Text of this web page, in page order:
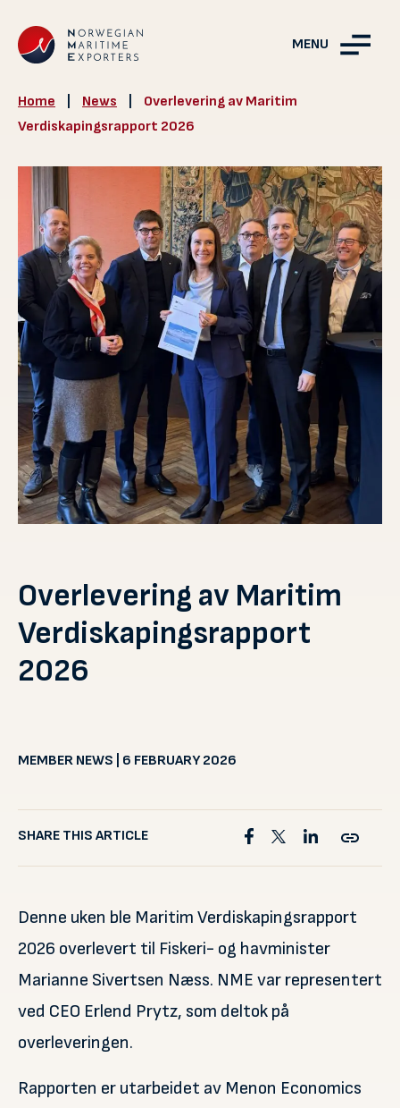
MENU
Home News
Overlevering av Maritim
Verdiskapingsrapport 2026
Overlevering av Maritim
Verdiskapingsrapport
2026
MEMBER NEWS | 6 FEBRUARY 2026
SHARE THIS ARTICLE
Denne uken ble Maritim Verdiskapingsrapport
2026 overlevert til Fiskeri- og havminister
Marianne Sivertsen Næss. NME var representert
ved CEO Erlend Prytz, som deltok på
overleveringen.
Rapporten er utarbeidet av Menon Economics